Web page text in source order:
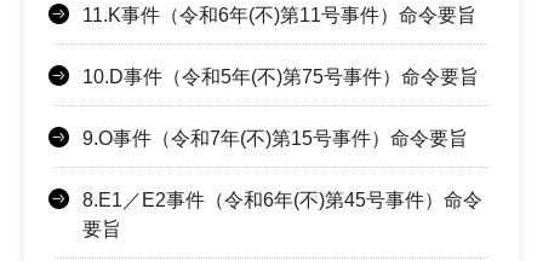
11.K事件（令和6年(不)第11号事件）命令要旨
10.D事件（令和5年(不)第75号事件）命令要旨
9.O事件（令和7年(不)第15号事件）命令要旨
8.E1／E2事件（令和6年(不)第45号事件）命令
要旨